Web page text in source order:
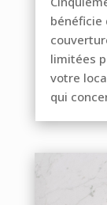
bénéficie
limitées
votre
qui